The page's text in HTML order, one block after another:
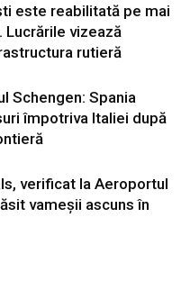
este reabilitată pe mai
Lucrările vizează
rutieră
Schengen: Spania
împotriva Italiei după
verificat la Aeroportul
vameșii ascuns în